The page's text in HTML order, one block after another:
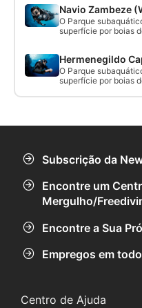
direção ao porto. É
com uma
bonito para
Navio Zambeze
O Parque
superfície por boias
Hermenegildo
O Parque
superfície por boias
como recifes
Subscrição da
Encontre um
Mergulho/
Encontre a Sua
Empregos em
Centro de Ajuda